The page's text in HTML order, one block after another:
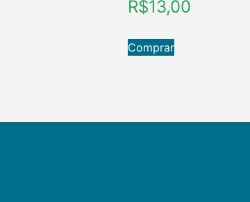
R$13,00
Comprar